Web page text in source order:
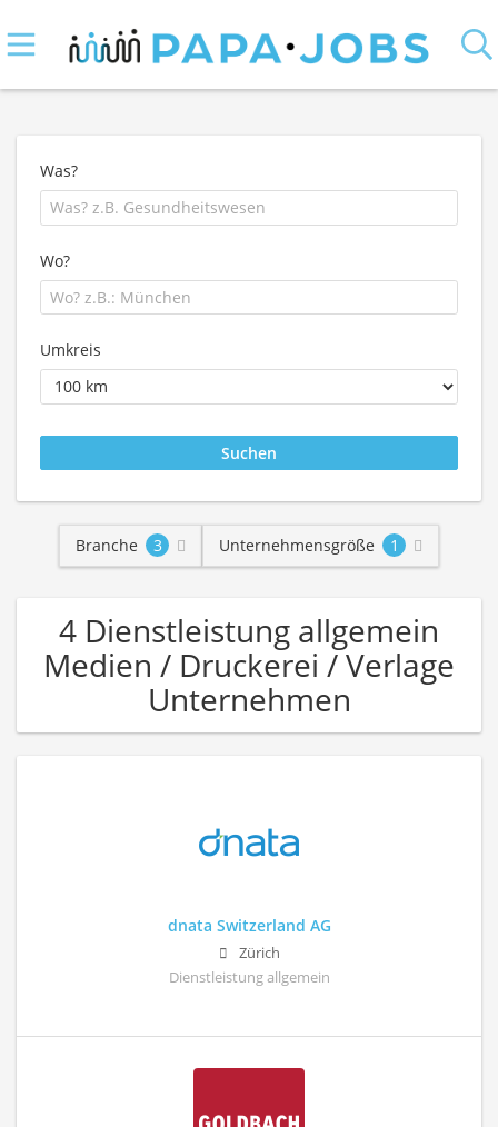
Was?
Wo?
Umkreis
Branche 3 Unternehmensgröße 1
4 Dienstleistung allgemein
Medien / Druckerei / Verlage
Unternehmen
dnata Switzerland AG
Zürich
Dienstleistung allgemein